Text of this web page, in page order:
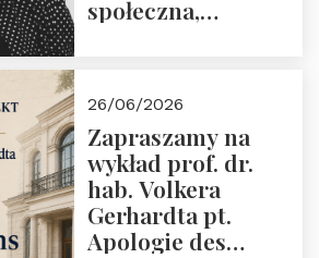
społeczna,
przez Fundację
Polska Wielki
Projekt
26/06/2026
Zapraszamy na
wykład prof. dr.
hab. Volkera
Gerhardta pt.
Apologie des